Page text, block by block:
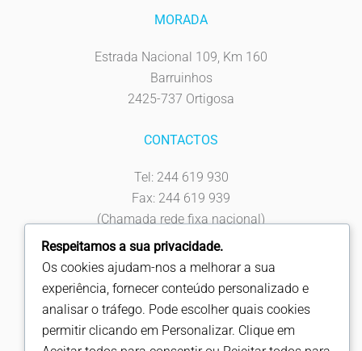
MORADA
Estrada Nacional 109, Km 160
Barruinhos
2425-737 Ortigosa
CONTACTOS
Tel: 244 619 930
Fax: 244 619 939
(Chamada rede fixa nacional)
info@fapicentro.pt
SIGA-NOS
Respeitamos a sua privacidade.
Os cookies ajudam-nos a melhorar a sua
experiência, fornecer conteúdo personalizado e
analisar o tráfego. Pode escolher quais cookies
permitir clicando em Personalizar. Clique em